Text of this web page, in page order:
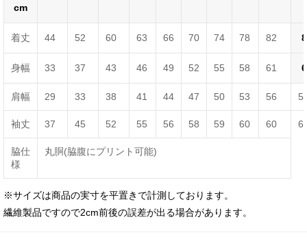
cm
着丈 44 52 60 63 66 70 74 78 82
身幅 33 37 43 46 49 52 55 58 61
肩幅 29 33 38 41 44 47 50 53 56
袖丈 37 45 52 55 56 58 59 60 60
脇仕
様
丸胴(脇腹にプリント可能)
※サイズは商品の実寸を平置きで計測しております。
繊維製品ですので2cm前後の誤差が出る場合があります。